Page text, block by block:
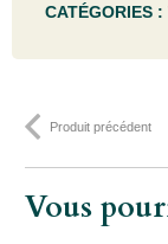
hybr.
'Blue
Ears'
CATÉGORIES :
Produit précédent
Vous